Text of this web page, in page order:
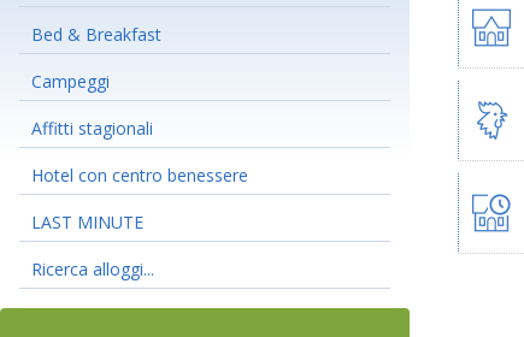
Bed & Breakfast
Campeggi
Affitti stagionali
Hotel con centro benessere
LAST MINUTE
Ricerca alloggi...